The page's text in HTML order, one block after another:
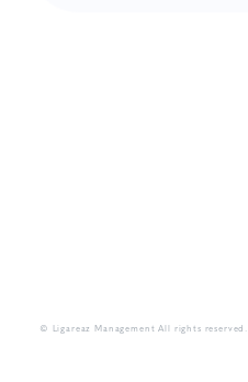
© Ligareaz Management All rights reserved.